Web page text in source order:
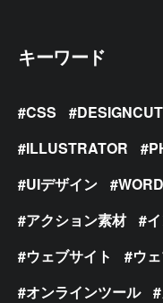
キーワード
CSS
ILLUSTRATOR
UIデザイン
アクション素材
ウェブサイト
ウ
オンラインツール